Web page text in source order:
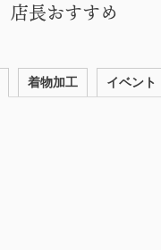
店長おすすめ
着物加工 イベント